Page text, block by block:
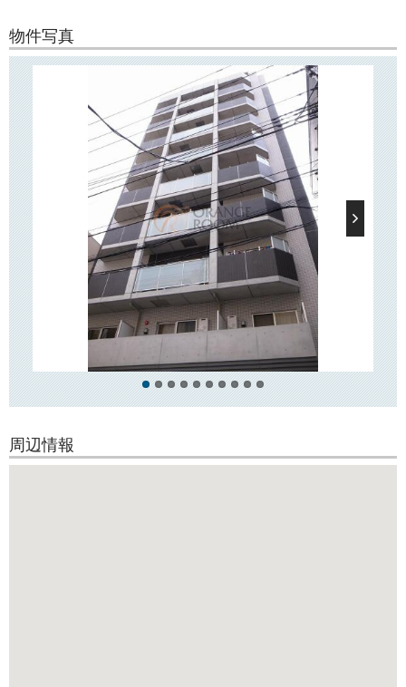
敷地内駐輪場・バイク置き場あり！
○周辺環境○
近隣にはスーパー「まいばすけっと」「マルエツプチ」やコンビニ・ド
ラッグストア、
飲食店などが揃っており、日々のお買い物にとても便利です！
「本郷」「水道橋」「お茶の水」など複数エリアが生活圏内！
「東洋学園大」「東京大学」「順天堂大学」「東京科学大学」徒歩圏！
物件写真
周辺情報